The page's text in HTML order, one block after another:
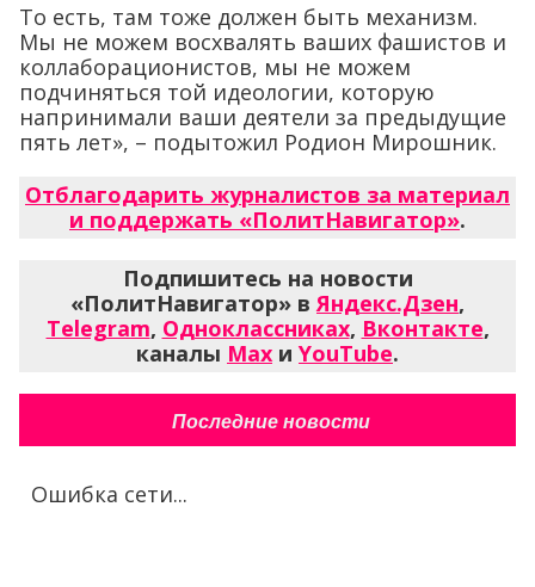
То есть, там тоже должен быть механизм.
Мы не можем восхвалять ваших фашистов и
коллаборационистов, мы не можем
подчиняться той идеологии, которую
напринимали ваши деятели за предыдущие
пять лет», – подытожил Родион Мирошник.
Отблагодарить журналистов за материал
и поддержать «ПолитНавигатор».
Подпишитесь на новости
«ПолитНавигатор» вЯндекс.Дзен,
Telegram, Одноклассниках, Вконтакте,
каналы Max и YouTube.
Последние новости
Ошибка сети...